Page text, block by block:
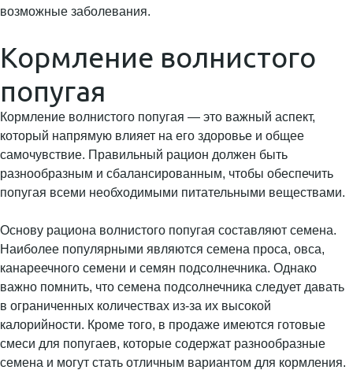
возможные заболевания.
Кормление волнистого
попугая
Кормление волнистого попугая — это важный аспект,
который напрямую влияет на его здоровье и общее
самочувствие. Правильный рацион должен быть
разнообразным и сбалансированным, чтобы обеспечить
попугая всеми необходимыми питательными веществами.
Основу рациона волнистого попугая составляют семена.
Наиболее популярными являются семена проса, овса,
канареечного семени и семян подсолнечника. Однако
важно помнить, что семена подсолнечника следует давать
в ограниченных количествах из-за их высокой
калорийности. Кроме того, в продаже имеются готовые
смеси для попугаев, которые содержат разнообразные
семена и могут стать отличным вариантом для кормления.